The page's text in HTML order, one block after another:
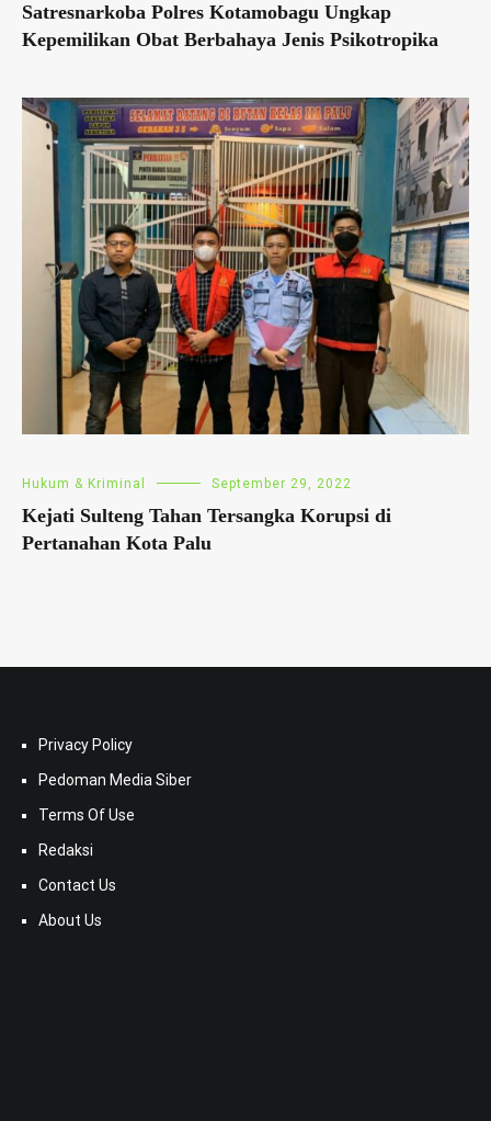
Satresnarkoba Polres Kotamobagu Ungkap
Kepemilikan Obat Berbahaya Jenis Psikotropika
Hukum & Kriminal September 29, 2022
Kejati Sulteng Tahan Tersangka Korupsi di
Pertanahan Kota Palu
Privacy Policy
Pedoman Media Siber
Terms Of Use
Redaksi
Contact Us
About Us